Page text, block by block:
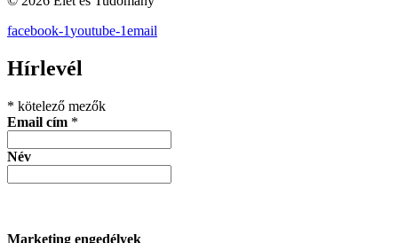
facebook-1youtube-1email
Hírlevél
* kötelező mezők
Email cím *
Név
Marketing engedélyek